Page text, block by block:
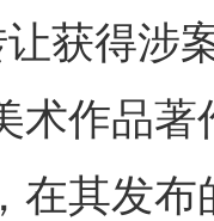
得涉案
术作品
在其发